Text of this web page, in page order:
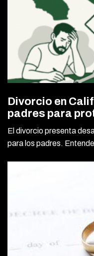
Divorcio en
padres para
El divorcio presenta
para los padres.